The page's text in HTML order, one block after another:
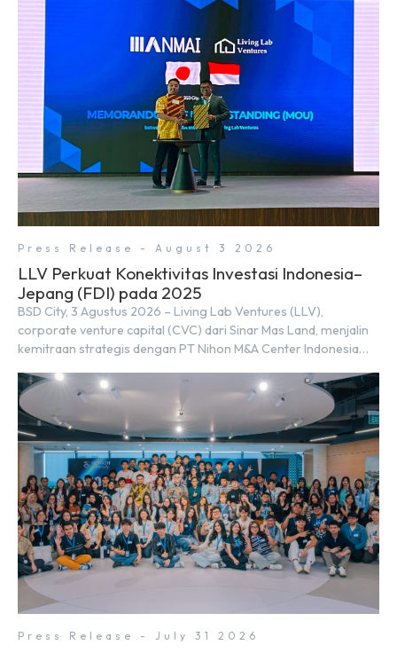
Pathway. Transformasi ini merupakan bagian dari upaya
perusahaan untuk […]
Press Release - August 3 2026
LLV Perkuat Konektivitas Investasi Indonesia–
Jepang (FDI) pada 2025
BSD City, 3 Agustus 2026 – Living Lab Ventures (LLV),
corporate venture capital (CVC) dari Sinar Mas Land, menjalin
kemitraan strategis dengan PT Nihon M&A Center Indonesia
tersebut ditandai dengan penandatanganan Memorandum of
Understanding (MoU) oleh Bayu Seto (Partner at Living Lab
Ventures) dan Kosuke Kawata […]
Press Release - July 31 2026